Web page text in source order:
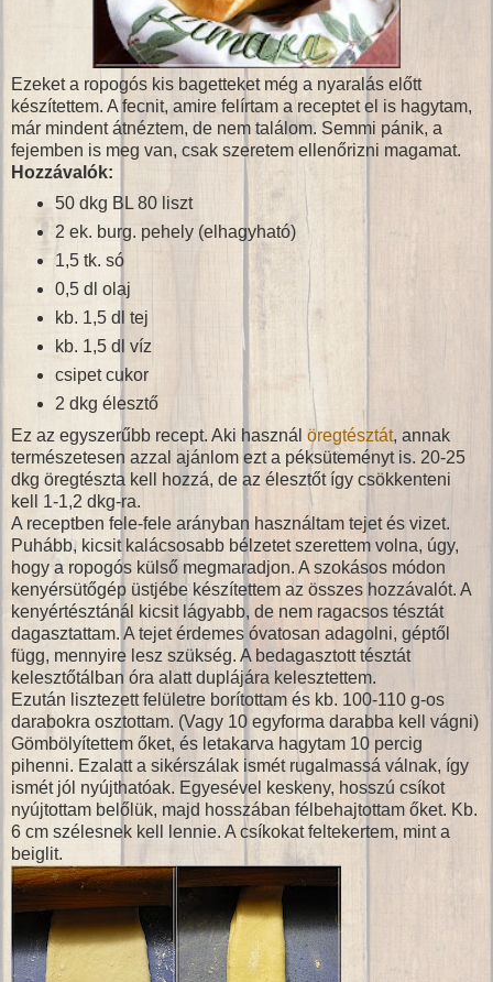
Ezeket a ropogós kis bagetteket még a nyaralás előtt
készítettem. A fecnit, amire felírtam a receptet el is hagytam,
már mindent átnéztem, de nem találom. Semmi pánik, a
fejemben is meg van, csak szeretem ellenőrizni magamat.
Hozzávalók:
50 dkg BL 80 liszt
2 ek. burg. pehely (elhagyható)
1,5 tk. só
0,5 dl olaj
kb. 1,5 dl tej
kb. 1,5 dl víz
csipet cukor
2 dkg élesztő
Ez az egyszerűbb recept. Aki használ öregtésztát, annak
természetesen azzal ajánlom ezt a péksüteményt is. 20-25
dkg öregtészta kell hozzá, de az élesztőt így csökkenteni
kell 1-1,2 dkg-ra.
A receptben fele-fele arányban használtam tejet és vizet.
Puhább, kicsit kalácsosabb bélzetet szerettem volna, úgy,
hogy a ropogós külső megmaradjon. A szokásos módon
kenyérsütőgép üstjébe készítettem az összes hozzávalót. A
kenyértésztánál kicsit lágyabb, de nem ragacsos tésztát
dagasztattam. A tejet érdemes óvatosan adagolni, géptől
függ, mennyire lesz szükség. A bedagasztott tésztát
kelesztőtálban óra alatt duplájára kelesztettem.
Ezután lisztezett felületre borítottam és kb. 100-110 g-os
darabokra osztottam. (Vagy 10 egyforma darabba kell vágni)
Gömbölyítettem őket, és letakarva hagytam 10 percig
pihenni. Ezalatt a sikérszálak ismét rugalmassá válnak, így
ismét jól nyújthatóak. Egyesével keskeny, hosszú csíkot
nyújtottam belőlük, majd hosszában félbehajtottam őket. Kb.
6 cm szélesnek kell lennie. A csíkokat feltekertem, mint a
beiglit.